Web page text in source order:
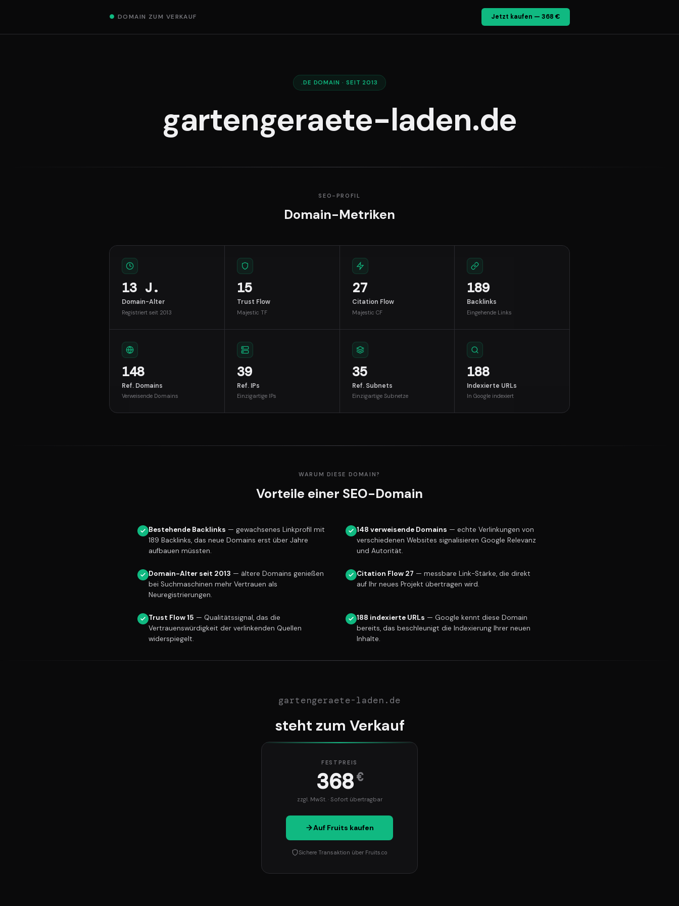
● DOMAIN ZUM VERKAUF Jetzt kaufen — 368 €
.DE DOMAIN · SEIT 2013
gartengeraete-laden.de
SEO-PROFIL
Domain-Metriken
13 J.
Domain-Alter
Registriert seit 2013
15
Trust Flow
Majestic TF
27
Citation Flow
Majestic CF
189
Backlinks
Eingehende Links
148
Ref. Domains
Verweisende Domains
39
Ref. IPs
Einzigartige IPs
35
Ref. Subnets
Einzigartige Subnetze
188
Indexierte URLs
In Google indexiert
WARUM DIESE DOMAIN?
Vorteile einer SEO-Domain
Bestehende Backlinks — gewachsenes Linkprofil mit
189 Backlinks, das neue Domains erst über Jahre
aufbauen müssten.
148 verweisende Domains — echte Verlinkungen von
verschiedenen Websites signalisieren Google Relevanz
und Autorität.
Domain-Alter seit 2013 — ältere Domains genießen
bei Suchmaschinen mehr Vertrauen als
Neuregistrierungen.
Citation Flow 27 — messbare Link-Stärke, die direkt
auf Ihr neues Projekt übertragen wird.
Trust Flow 15 — Qualitätssignal, das die
Vertrauenswürdigkeit der verlinkenden Quellen
widerspiegelt.
188 indexierte URLs — Google kennt diese Domain
bereits, das beschleunigt die Indexierung Ihrer neuen
Inhalte.
gartengeraete-laden.de
steht zum Verkauf
FESTPREIS
368 €
zzgl. MwSt. · Sofort übertragbar
Auf Fruits kaufen
Sichere Transaktion über Fruits.co